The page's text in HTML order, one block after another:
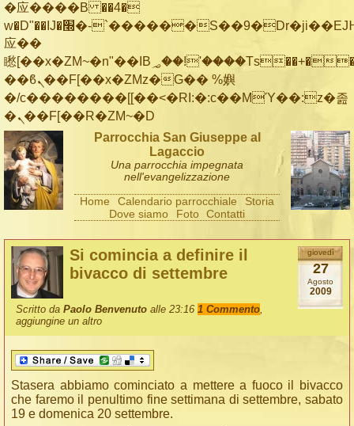
�应����B ��4�
w�D"��IJ�׭�-`������S��9�Dr�ji��EJ߅��gJ�
应��
矁[��x�ZM~�n"��IB؃��!'����Тѕ��+��(m��IK�ʭ�/|
��ϐܢ��F[��x�ZMz�G�� %嬩
�/c��������[[��<�RI:�:c��MΎ��:z�졾
�ܢ��F[��R�ZM~�D
Parrocchia San Giuseppe al
Lagaccio
Una parrocchia impegnata
nell'evangelizzazione
Home Calendario parrocchiale
Storia
Dove siamo
Foto Contatti
giovedì
27
Agosto
2009
Si comincia a definire il
bivacco di settembre
Scritto daPaolo Benvenuto alle 23:161 Commento
aggiungine un altro
Stasera abbiamo cominciato a mettere a fuoco il bivacco
che faremo il penultimo fine settimana di settembre, sabato
19 e domenica 20 settembre.